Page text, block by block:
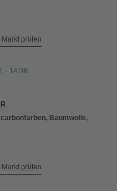
prüfen
- 14.08.
Baumwolle,
prüfen